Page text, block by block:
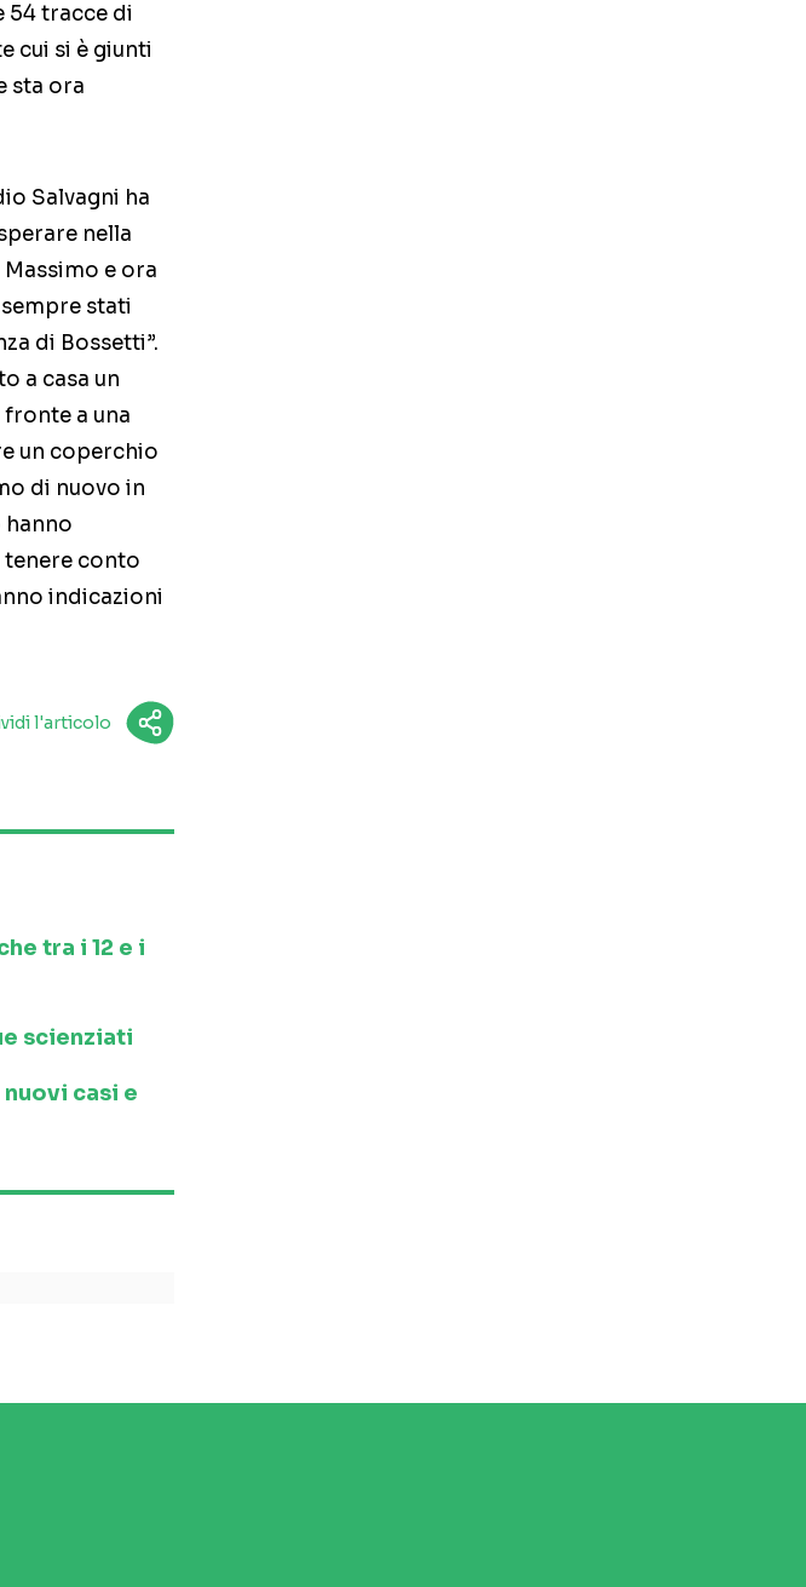
54 tracce di
cui si è giunti
sta ora
Salvagni ha
nella
e ora
stati
di Bossetti”.
a casa un
a una
un coperchio
di nuovo in
hanno
tenere conto
indicazioni
l'articolo
tra i 12 e i
scienziati
casi e